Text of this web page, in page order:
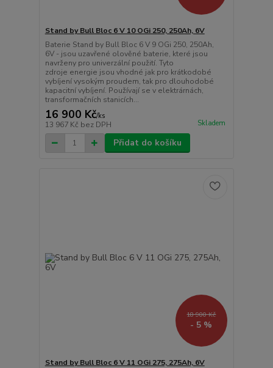
Stand by Bull Bloc 6 V 10 OGi 250, 250Ah, 6V
Baterie Stand by Bull Bloc 6 V 9 OGi 250, 250Ah,
6V - jsou uzavřené olověné baterie, které jsou
navrženy pro univerzální použití. Tyto
zdroje energie jsou vhodné jak pro krátkodobé
vybíjení vysokým proudem, tak pro dlouhodobé
kapacitní vybíjení. Používají se v elektrárnách,
transformačních stanicích...
16 900 Kč/ks
13 967 Kč bez DPH Skladem
Přidat do košíku
18 900 Kč
- 5 %
Stand by Bull Bloc 6 V 11 OGi 275, 275Ah, 6V